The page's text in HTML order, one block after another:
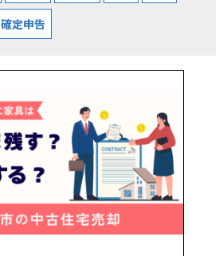
確定申告